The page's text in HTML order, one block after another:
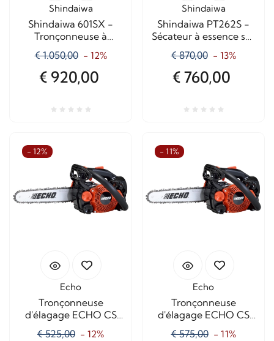
Shindaiwa
Shindaiwa 601SX -
Tronçonneuse à
50 cm
€ 1.050,00 - 12%
€ 920,00
Shindaiwa
Shindaiwa PT262S -
Sécateur à essence sur
avec lame de 30 cm
€ 870,00 - 13%
€ 760,00
- 12%
Echo
Tronçonneuse
d'élagage ECHO CS
2511TES
€ 525,00 - 12%
- 11%
Echo
Tronçonneuse
d'élagage ECHO CS
2511TESC-1.1
€ 575,00 - 11%